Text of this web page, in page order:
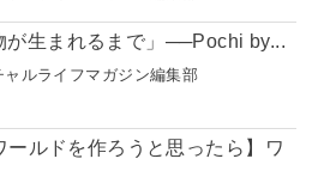
が生まれるまで」──Pochi by...
ャルライフマガジン編集部
ールドを作ろうと思ったら】ワ